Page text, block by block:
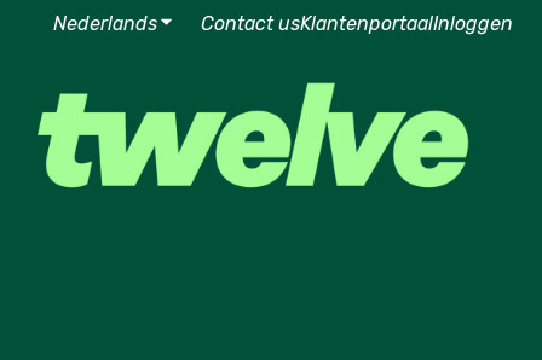
NederlandsSubmenu tonen voor vertalingen
Contact usKlantenportaalInloggen